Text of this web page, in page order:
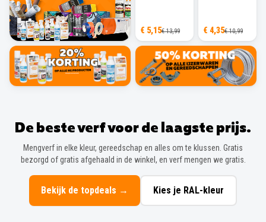
€ 5,15€ 13,99 € 4,35€ 10,99
De beste verf voor de laagste prijs.
Mengverf in elke kleur, gereedschap en alles om te klussen. Gratis
bezorgd of gratis afgehaald in de winkel, en verf mengen we gratis.
Bekijk de topdeals → Kies je RAL-kleur